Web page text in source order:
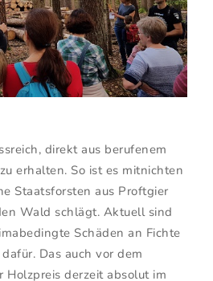
direkt aus berufenem
erhalten. So ist es mitnichten
Staatsforsten aus Proftgier
Wald schlägt. Aktuell sind
Schäden an Fichte
Das auch vor dem
Holzpreis derzeit absolut im